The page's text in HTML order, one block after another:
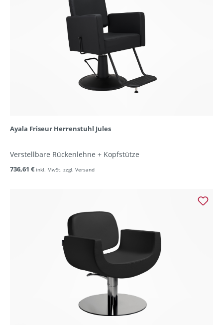
Ayala Friseur Herrenstuhl Jules
Verstellbare Rückenlehne + Kopfstütze
736,61 € inkl. MwSt. zzgl. Versand